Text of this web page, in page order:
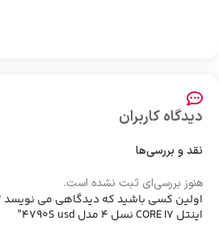
دیدگاه کاربران
نقد و بررسی‌ها
هنوز بررسی‌ای ثبت نشده است.
اولین کسی باشید که دیدگاهی می نویسد
اینتل CORE I7 نسل 4 مدل 4790S usd”